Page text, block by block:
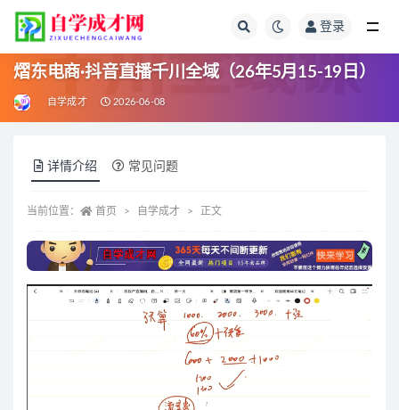
登录
熠东电商·抖音直播千川全域（26年5月15-19日）
自学成才 2026-06-08
详情介绍 常见问题
当前位置： 首页 自学成才 正文